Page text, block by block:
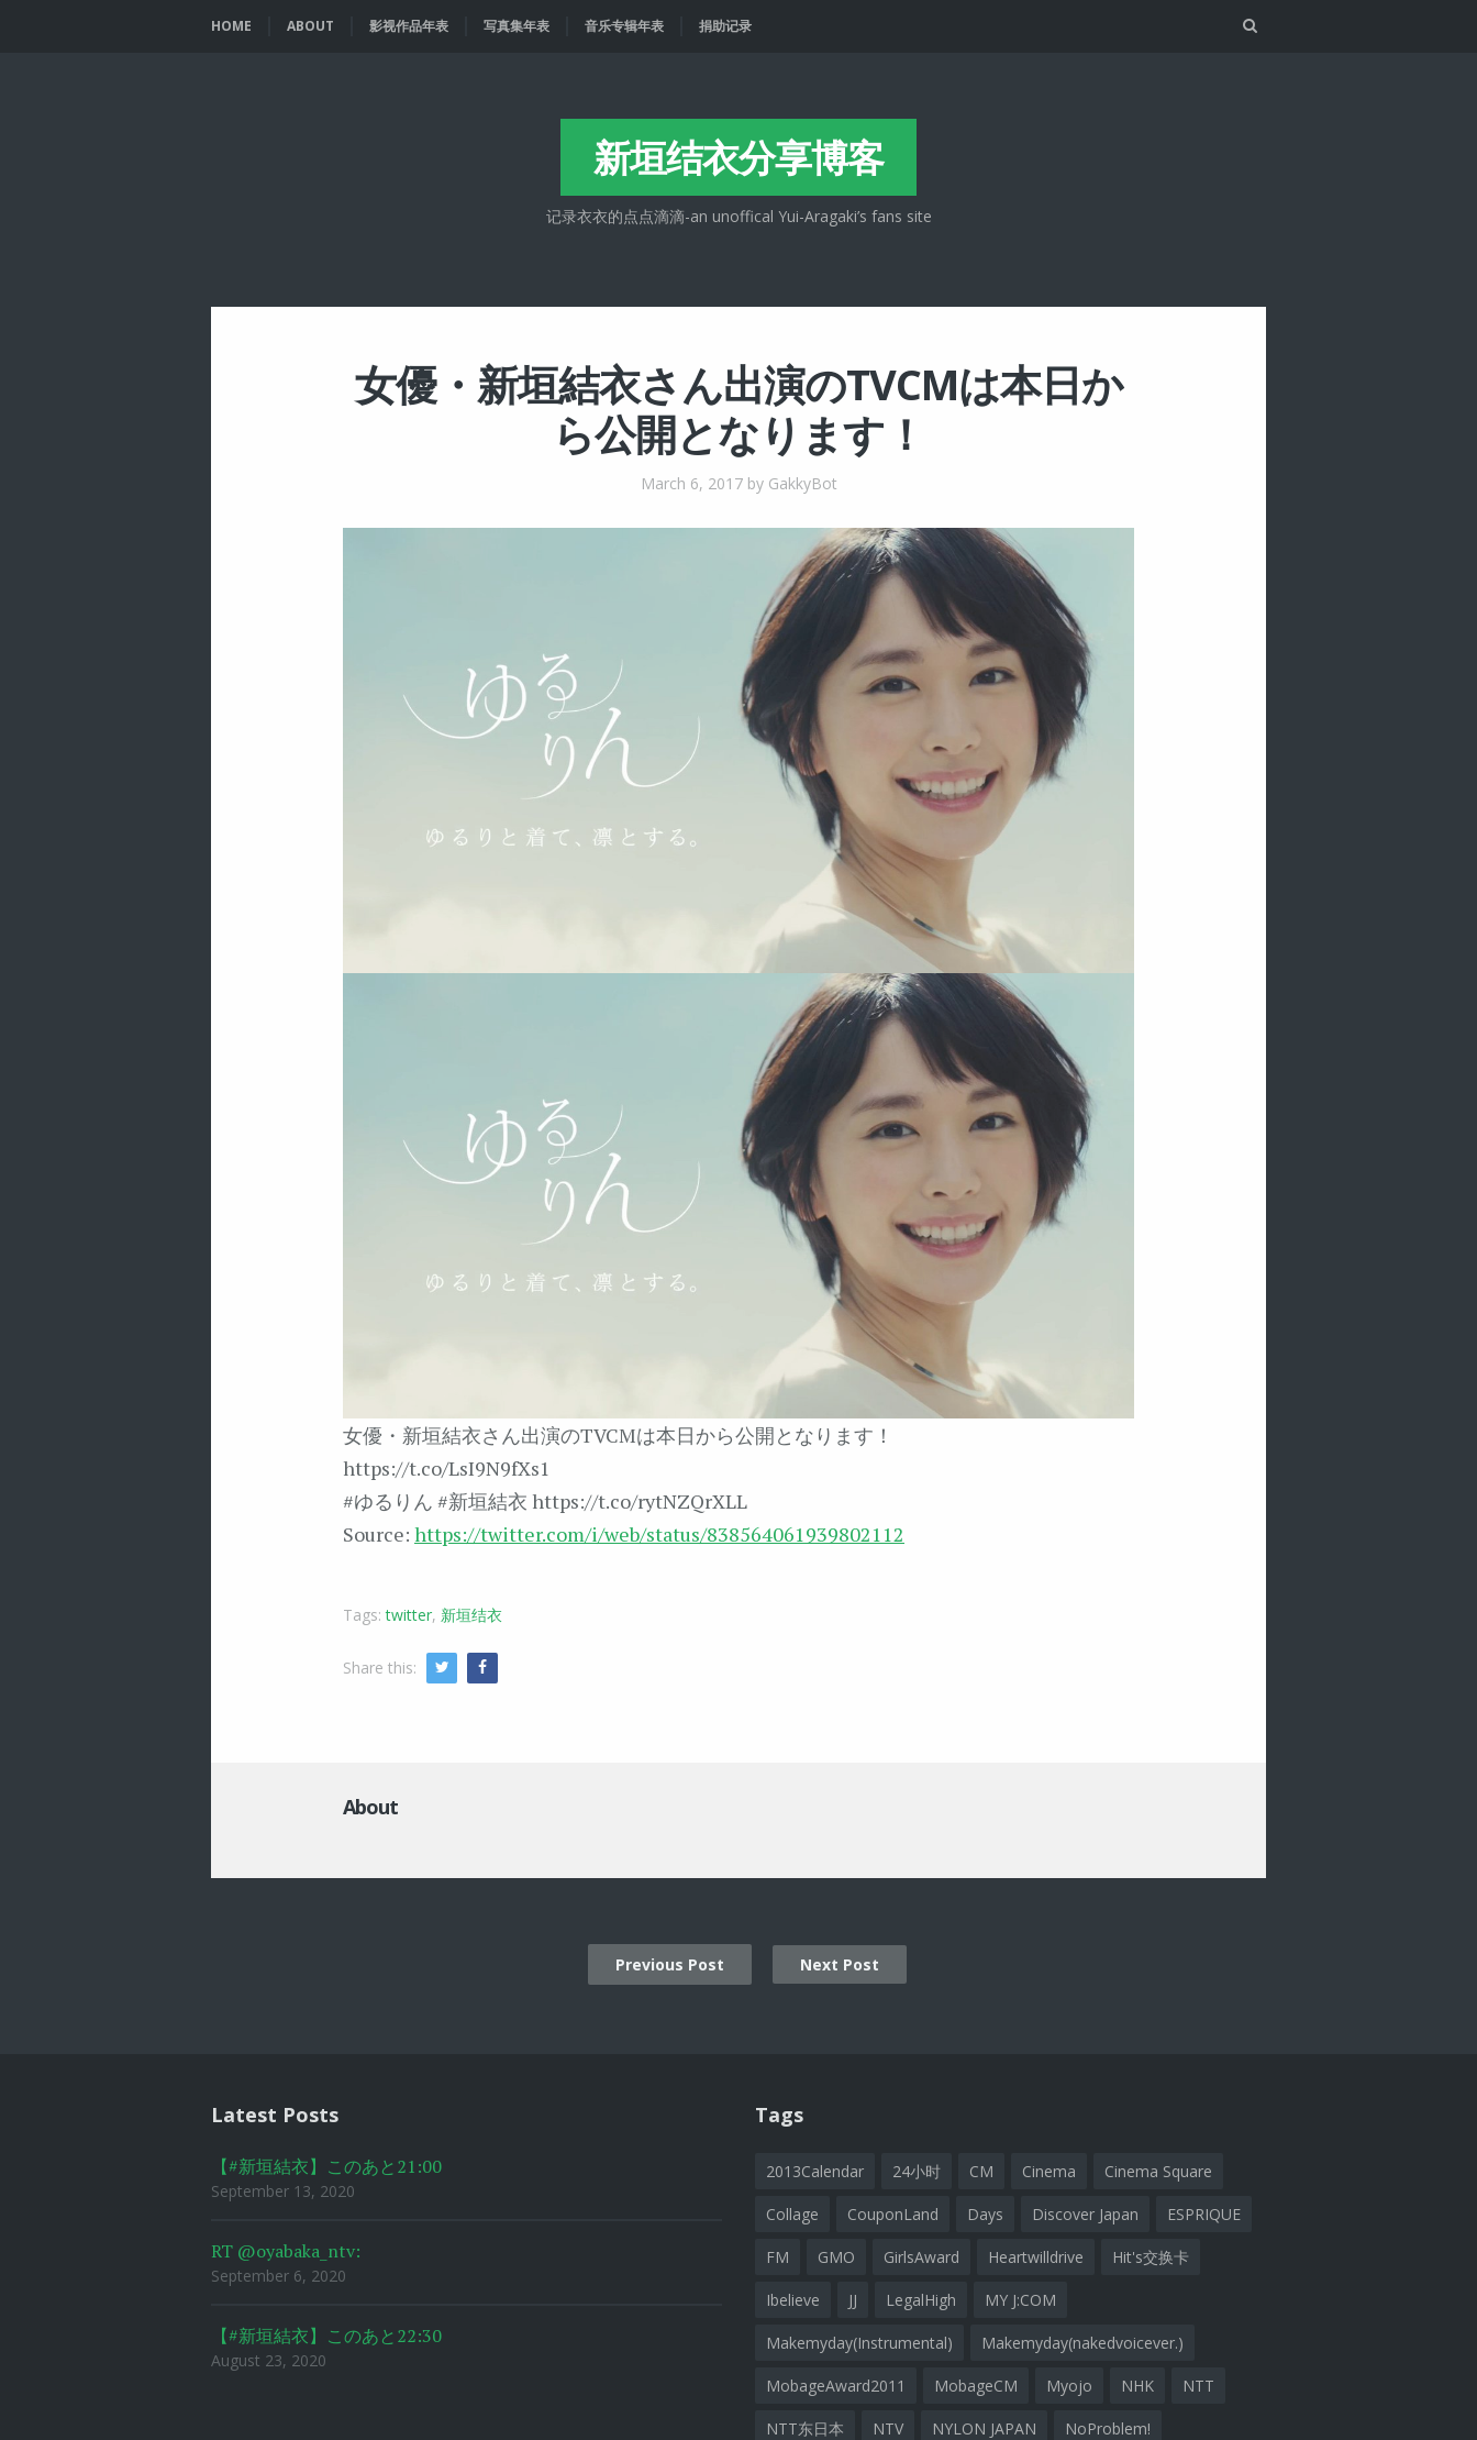
HOME ABOUT 影视作品年表 写真集年表 音乐专辑年表 捐助记录 Search
新垣结衣分享博客
记录衣衣的点点滴滴-an unoffical Yui-Aragaki’s fans site
女優・新垣結衣さん出演のTVCMは本日か
ら公開となります！
March 6, 2017by GakkyBot
女優・新垣結衣さん出演のTVCMは本日から公開となります！
https://t.co/LsI9N9fXs1
#ゆるりん #新垣結衣 https://t.co/rytNZQrXLL
Source: https://twitter.com/i/web/status/838564061939802112
Tags:twitter, 新垣结衣
Share this: Twitter
About
Previous Post Next Post
Latest Posts
【#新垣結衣】このあと21:00
September 13, 2020
RT @oyabaka_ntv:
September 6, 2020
【#新垣結衣】このあと22:30
August 23, 2020
Tags
2013Calendar 24小时 CM Cinema Cinema Square
Collage CouponLand Days Discover Japan ESPRIQUE
FM GMO GirlsAward Heartwilldrive Hit's交换卡
Ibelieve JJ LegalHigh MY J:COM
Makemyday(Instrumental) Makemyday(nakedvoicever.)
MobageAward2011 MobageCM Myojo NHK NTT
NTT东日本 NTV NYLON JAPAN NoProblem!